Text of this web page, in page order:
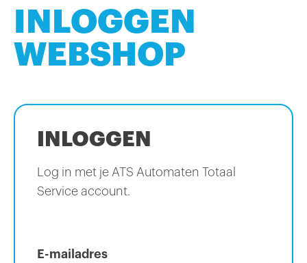
INLOGGEN
WEBSHOP
INLOGGEN
Log in met je ATS Automaten Totaal
Service account.
E-mailadres